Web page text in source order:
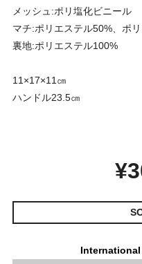
メッシュ:ポリ塩化ビニール
マチ:ポリエステル50%、ポ
裏地:ポリエステル100%
11×17×11㎝
ハンドル23.5㎝